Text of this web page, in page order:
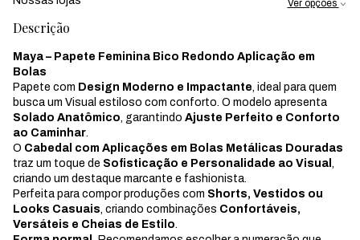
Ver opções
Descrição
Maya – Papete Feminina Bico Redondo Aplicação em
Bolas
Papete com Design Moderno e Impactante, ideal para quem
busca um Visual estiloso com conforto. O modelo apresenta
Solado Anatômico, garantindo Ajuste Perfeito e Conforto
ao Caminhar.
O Cabedal com Aplicações em Bolas Metálicas Douradas
traz um toque de Sofisticação e Personalidade ao Visual ,
criando um destaque marcante e fashionista.
Perfeita para compor produções com Shorts, Vestidos ou
Looks Casuais, criando combinações Confortáveis,
Versáteis e Cheias de Estilo.